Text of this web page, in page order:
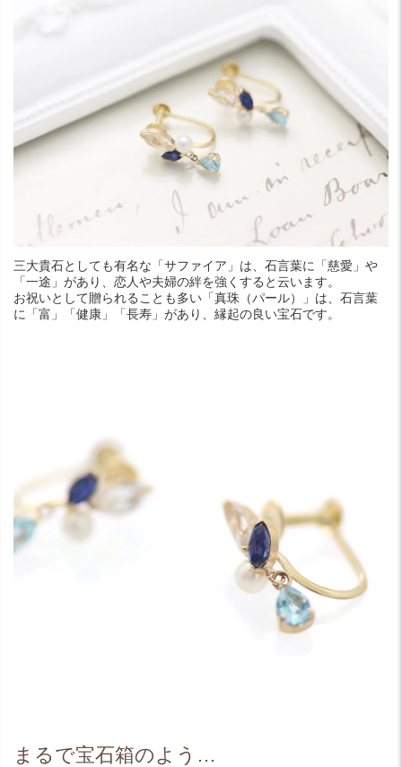
三大貴石としても有名な「サファイア」は、石言葉に「慈愛」や
「一途」があり、恋人や夫婦の絆を強くすると云います。
お祝いとして贈られることも多い「真珠（パール）」は、石言葉
に「富」「健康」「長寿」があり、縁起の良い宝石です。
まるで宝石箱のよう…